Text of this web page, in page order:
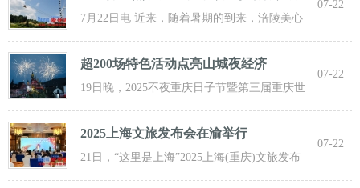
游新
7月22日电 近来，随着暑期的到来，涪陵美心
红酒小镇迎来了大批游客前来打卡，
07-22
超200场特色活动点亮山城夜经济
19日晚，2025不夜重庆日子节暨第三届重庆世
界啤酒文化节发动活动在重庆市九龙坡
07-22
2025上海文旅发布会在渝举行
21日，“这里是上海”2025上海(重庆)文旅发布
会在渝举行，全方位展示上海文旅
07-22